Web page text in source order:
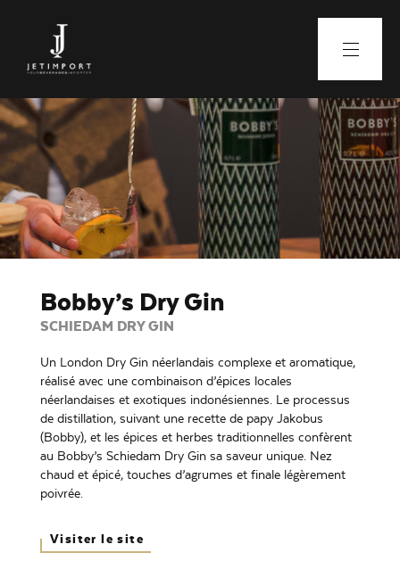
Bobby’s Dry Gin
SCHIEDAM DRY GIN
Un London Dry Gin néerlandais complexe et aromatique,
réalisé avec une combinaison d’épices locales
néerlandaises et exotiques indonésiennes. Le processus
de distillation, suivant une recette de papy Jakobus
(Bobby), et les épices et herbes traditionnelles confèrent
au Bobby’s Schiedam Dry Gin sa saveur unique. Nez
chaud et épicé, touches d’agrumes et finale légèrement
poivrée.
Visiter le site